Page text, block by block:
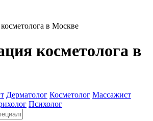
в Москве
косметолога в
Дерматолог Косметолог Массажист
Психолог